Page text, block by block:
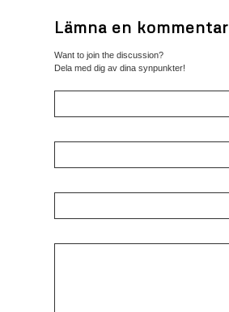
Lämna en kommentar
Want to join the discussion?
Dela med dig av dina synpunkter!